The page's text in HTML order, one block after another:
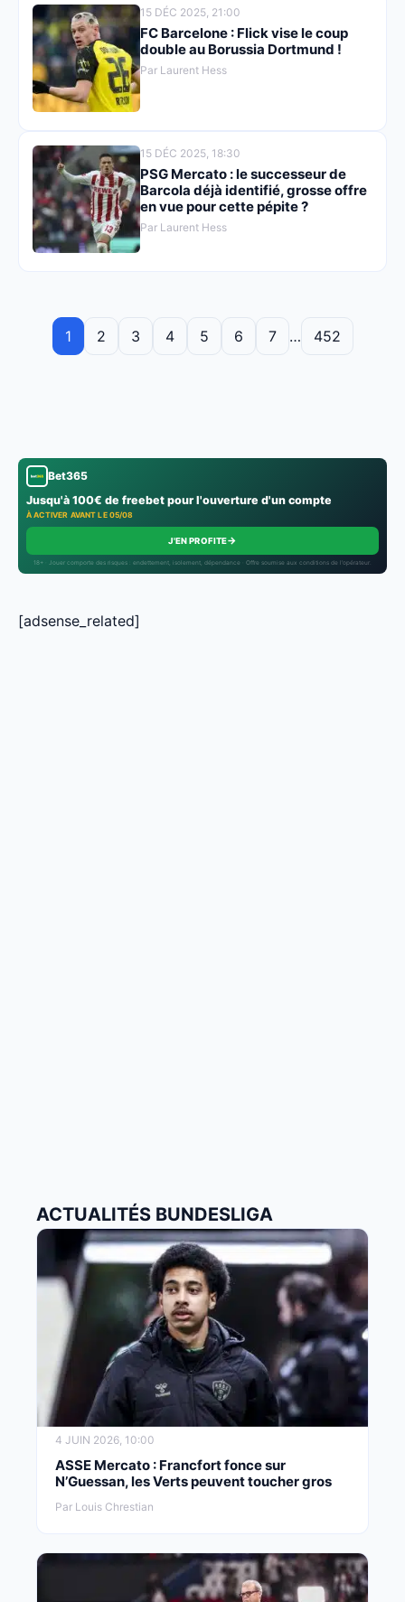
15 DÉC 2025, 21:00
FC Barcelone : Flick vise le coup
double au Borussia Dortmund !
Par Laurent Hess
15 DÉC 2025, 18:30
PSG Mercato : le successeur de
Barcola déjà identifié, grosse offre
en vue pour cette pépite ?
Par Laurent Hess
1 2 3 4 5 6 7 … 452
Bet365
Jusqu'à 100€ de freebet pour l'ouverture d'un compte
À ACTIVER AVANT LE 05/08
J'EN PROFITE→
18+ · Jouer comporte des risques : endettement, isolement, dépendance · Offre soumise aux conditions de l’opérateur.
[adsense_related]
ACTUALITÉS BUNDESLIGA
4 JUIN 2026, 10:00
ASSE Mercato : Francfort fonce sur
N’Guessan, les Verts peuvent toucher gros
Par Louis Chrestian